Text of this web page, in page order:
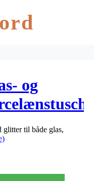
og
mm, gul,
glitter til både glas,